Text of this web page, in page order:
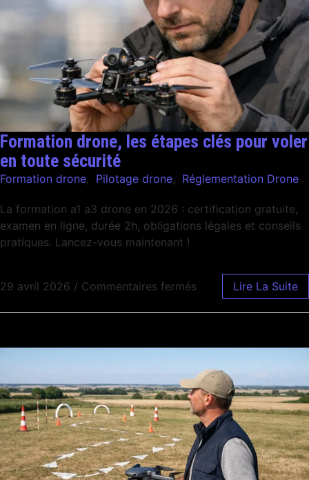
Formation drone, les étapes clés pour voler
en toute sécurité
Formation drone, Pilotage drone, Réglementation Drone
La formation a1 a3 drone en 2026 : certification gratuite,
examen en ligne, durée 2h, obligations légales et conseils
pratiques. Lancez-vous maintenant !
29 avril 2026 / Commentaires fermés Lire La Suite